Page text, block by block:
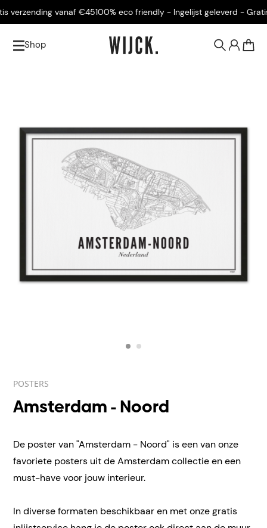
vanaf €45100% eco friendly - Ingelijst geleverd - Gratis
Shop
POSTERS
Amsterdam - Noord
De poster van "Amsterdam - Noord" is een van onze
favoriete posters uit de Amsterdam collectie en een
must-have voor jouw interieur.
In diverse formaten beschikbaar en met onze gratis